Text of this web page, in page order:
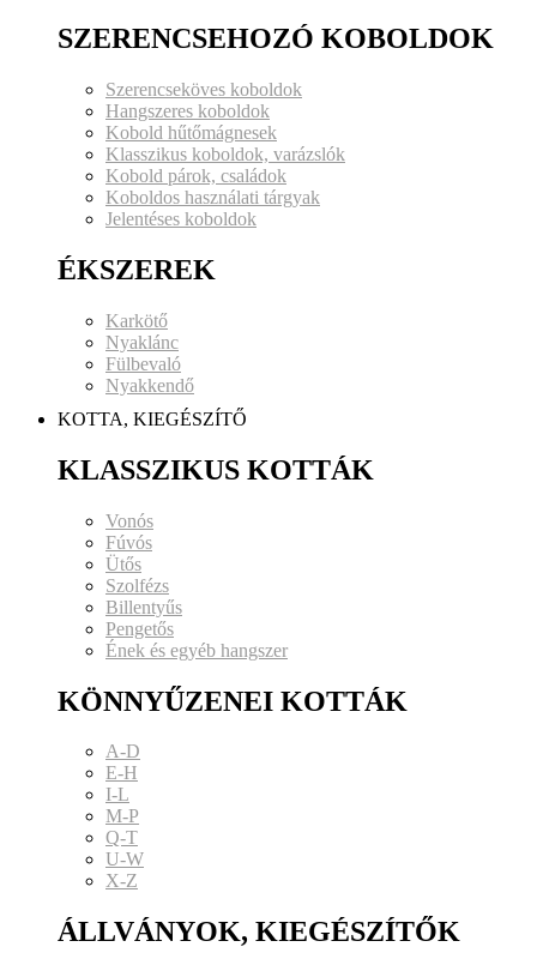
SZERENCSEHOZÓ KOBOLDOK
Szerencseköves koboldok
Hangszeres koboldok
Kobold hűtőmágnesek
Klasszikus koboldok, varázslók
Kobold párok, családok
Koboldos használati tárgyak
Jelentéses koboldok
ÉKSZEREK
Karkötő
Nyaklánc
Fülbevaló
Nyakkendő
KOTTA, KIEGÉSZÍTŐ
KLASSZIKUS KOTTÁK
Vonós
Fúvós
Ütős
Szolfézs
Billentyűs
Pengetős
Ének és egyéb hangszer
KÖNNYŰZENEI KOTTÁK
A-D
E-H
I-L
M-P
Q-T
U-W
X-Z
ÁLLVÁNYOK, KIEGÉSZÍTŐK